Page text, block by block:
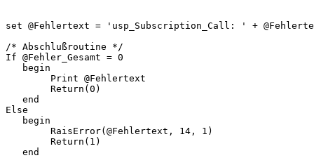
set @Fehlertext = 'usp_Subscription_Call: ' +
/* Abschlußroutine */
If @Fehler_Gesamt = 0
   begin
        Print @Fehlertext
        Return(0)
   end
Else
   begin
        RaisError(@Fehlertext, 14, 1)
        Return(1)
   end